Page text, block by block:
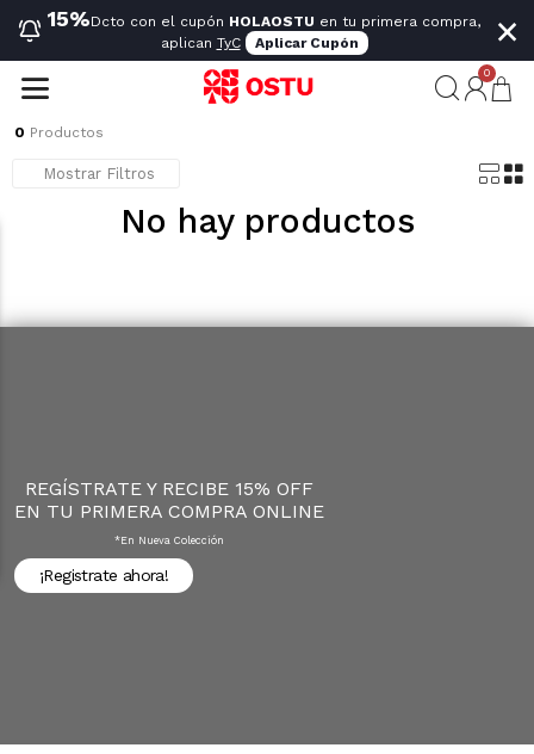
15%Dcto con el cupón HOLAOSTU en tu primera compra,
aplican TyC Aplicar Cupón ×
0
0 Productos
Mostrar Filtros
No hay productos
REGÍSTRATE Y RECIBE 15% OFF
EN TU PRIMERA COMPRA ONLINE
*en Nueva Colección
¡Registrate ahora!